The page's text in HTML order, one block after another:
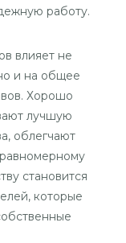
работу.
влияет не
и на общее
Хорошо
лучшую
облегчают
становится
которые